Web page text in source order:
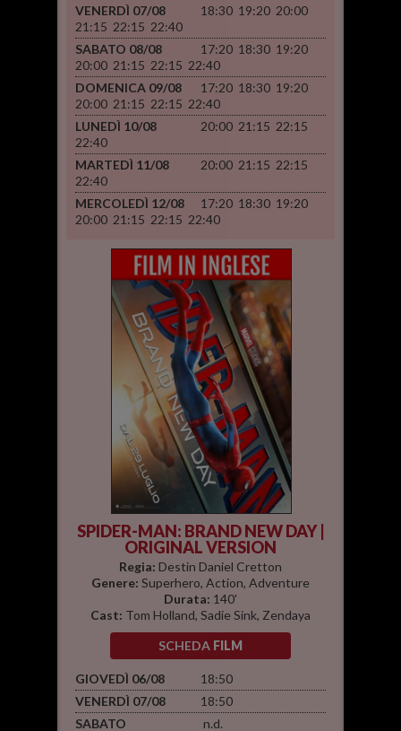
VENERDÌ 07/08
18:30 19:20 20:00
21:15 22:15 22:40
SABATO 08/08
17:20 18:30 19:20
20:00 21:15 22:15 22:40
DOMENICA 09/08
17:20 18:30 19:20
20:00 21:15 22:15 22:40
LUNEDÌ 10/08
20:00 21:15 22:15
22:40
MARTEDÌ 11/08
20:00 21:15 22:15
22:40
MERCOLEDÌ 12/08
17:20 18:30 19:20
20:00 21:15 22:15 22:40
SPIDER-MAN: BRAND NEW DAY |
ORIGINAL VERSION
Regia: Destin Daniel Cretton
Genere: Superhero, Action, Adventure
Durata: 140'
Cast: Tom Holland, Sadie Sink, Zendaya
SCHEDA FILM
GIOVEDÌ 06/08
18:50
VENERDÌ 07/08
18:50
SABATO
n.d.